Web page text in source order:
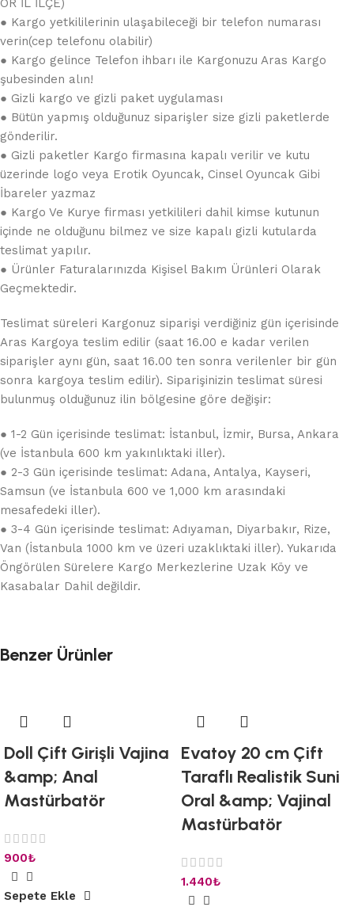
ÖR İL İLÇE)
● Kargo yetkililerinin ulaşabileceği bir telefon numarası
verin(cep telefonu olabilir)
● Kargo gelince Telefon ihbarı ile Kargonuzu Aras Kargo
şubesinden alın!
● Gizli kargo ve gizli paket uygulaması
● Bütün yapmış olduğunuz siparişler size gizli paketlerde
gönderilir.
● Gizli paketler Kargo firmasına kapalı verilir ve kutu
üzerinde logo veya Erotik Oyuncak, Cinsel Oyuncak Gibi
İbareler yazmaz
● Kargo Ve Kurye firması yetkilileri dahil kimse kutunun
içinde ne olduğunu bilmez ve size kapalı gizli kutularda
teslimat yapılır.
● Ürünler Faturalarınızda Kişisel Bakım Ürünleri Olarak
Geçmektedir.
Teslimat süreleri Kargonuz siparişi verdiğiniz gün içerisinde
Aras Kargoya teslim edilir (saat 16.00 e kadar verilen
siparişler aynı gün, saat 16.00 ten sonra verilenler bir gün
sonra kargoya teslim edilir). Siparişinizin teslimat süresi
bulunmuş olduğunuz ilin bölgesine göre değişir:
● 1-2 Gün içerisinde teslimat: İstanbul, İzmir, Bursa, Ankara
(ve İstanbula 600 km yakınlıktaki iller).
● 2-3 Gün içerisinde teslimat: Adana, Antalya, Kayseri,
Samsun (ve İstanbula 600 ve 1,000 km arasındaki
mesafedeki iller).
● 3-4 Gün içerisinde teslimat: Adıyaman, Diyarbakır, Rize,
Van (İstanbula 1000 km ve üzeri uzaklıktaki iller). Yukarıda
Öngörülen Sürelere Kargo Merkezlerine Uzak Köy ve
Kasabalar Dahil değildir.
Benzer Ürünler
Doll Çift Girişli Vajina
&amp; Anal
Mastürbatör
900₺
Sepete Ekle
Evatoy 20 cm Çift
Taraflı Realistik Suni
Oral &amp; Vajinal
Mastürbatör
1.440₺